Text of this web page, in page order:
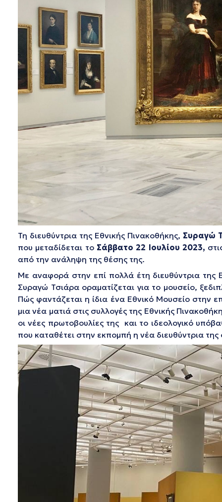
Τη διευθύντρια της Εθνικής Πινακοθήκης, Συραγώ
που μεταδίδεται τοΣάββατο 22 Ιουλίου 2023,
από την ανάληψη της θέσης της.
Με αναφορά στην επί πολλά έτη διευθύντρια
Συραγώ Τσιάρα οραματίζεται για το μουσείο,
Πώς φαντάζεται η ίδια ένα Εθνικό Μουσείο στην
μια νέα ματιά στις συλλογές της Εθνικής
οι νέες πρωτοβουλίες της και το ιδεολογικό
που καταθέτει στην εκπομπή η νέα διευθύντρια